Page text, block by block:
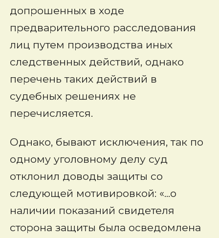
допрошенных в ходе
предварительного расследования
лиц путем производства иных
следственных действий, однако
перечень таких действий в
судебных решениях не
перечисляется.
Однако, бывают исключения, так по
одному уголовному делу суд
отклонил доводы защиты со
следующей мотивировкой: «...о
наличии показаний свидетеля
сторона защиты была осведомлена